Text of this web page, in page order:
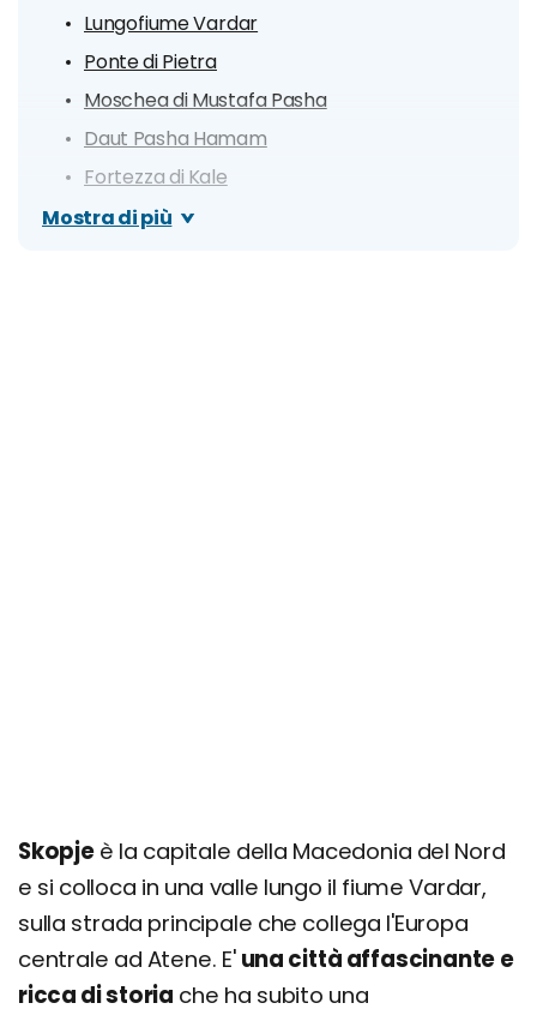
Lungofiume Vardar
Ponte di Pietra
Moschea di Mustafa Pasha
Daut Pasha Hamam
Fortezza di Kale
Macedonian Holocaust Museum
Prilep
Kruševo
Bitola
Parco Nazionale di Mavrovo
8 cose da fare a Skopje
Mostra di più
Skopjeè la capitale della Macedonia del Nord
e si colloca in una valle lungo il fiume Vardar,
sulla strada principale che collega l'Europa
centrale ad Atene. E' una città affascinante e
ricca di storia che ha subito una